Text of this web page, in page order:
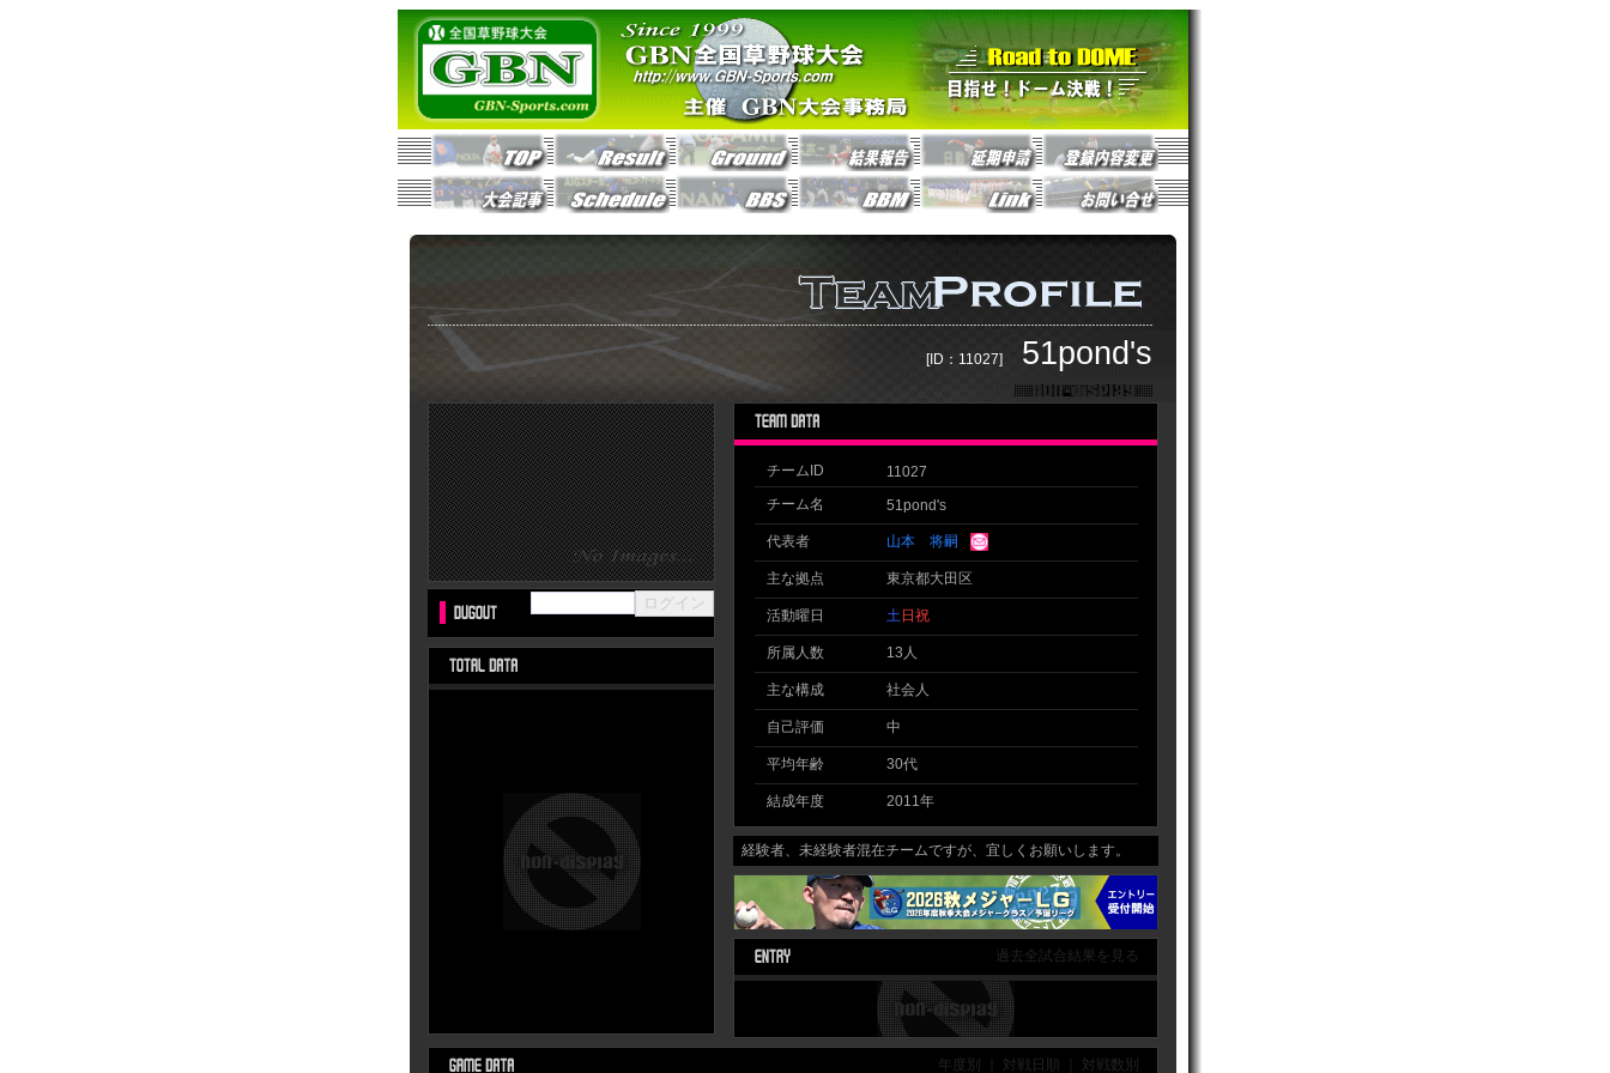
[ID：11027] 51pond's
チームID 11027
チーム名 51pond's
代表者 山本 将嗣
主な拠点 東京都大田区
活動曜日 土 日祝
所属人数 13人
主な構成 社会人
自己評価 中
平均年齢 30代
結成年度 2011年
経験者、未経験者混在チームですが、宜しくお願いします。
過去全試合結果を見る
年度別 ｜ 対戦日順 ｜ 対戦数別